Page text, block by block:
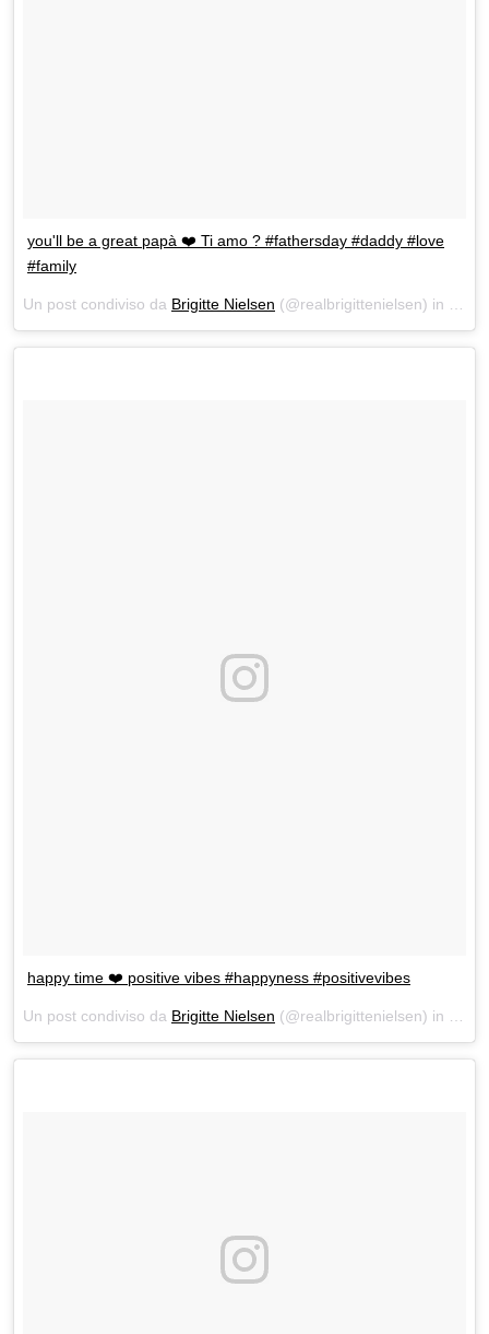
you'll be a great papà ❤️ Ti amo ? #fathersday #daddy #love
#family
Un post condiviso da Brigitte Nielsen (@realbrigittenielsen) in data:
happy time ❤️ positive vibes #happyness #positivevibes
Un post condiviso da Brigitte Nielsen (@realbrigittenielsen) in data: